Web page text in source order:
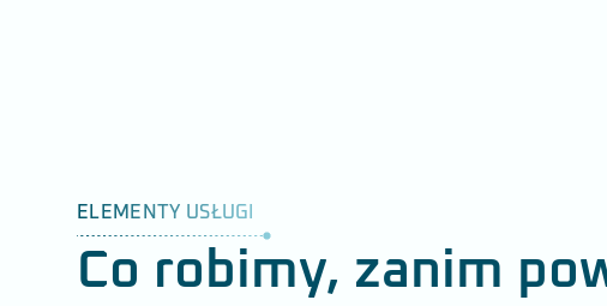
ELEMENTY USŁUGI
Co robimy, zanim